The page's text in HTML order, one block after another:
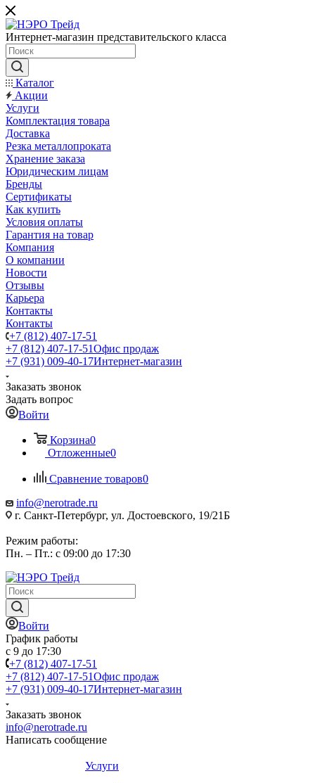
Интернет-магазин представительского класса
Каталог
Акции
Услуги
Комплектация товара
Доставка
Резка металлопроката
Хранение заказа
Юридическим лицам
Бренды
Сертификаты
Как купить
Условия оплаты
Гарантия на товар
Компания
О компании
Новости
Отзывы
Карьера
Контакты
Контакты
+7 (812) 407-17-51
+7 (812) 407-17-51Офис продаж
+7 (931) 009-40-17Интернет-магазин
Заказать звонок
Задать вопрос
Войти
Корзина0
Отложенные0
Сравнение товаров0
info@nerotrade.ru
г. Санкт-Петербург, ул. Достоевского, 19/21Б
Режим работы:
Пн. – Пт.: с 09:00 до 17:30
Войти
График работы
с 9 до 17:30
+7 (812) 407-17-51
+7 (812) 407-17-51Офис продаж
+7 (931) 009-40-17Интернет-магазин
Заказать звонок
info@nerotrade.ru
Написать сообщение
Услуги